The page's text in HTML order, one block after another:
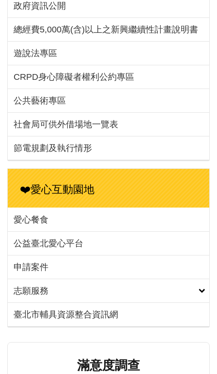
政府資訊公開
總經費5,000萬(含)以上之新興繼續性計畫說明書
遊說法專區
CRPD身心障礙者權利公約專區
公共藝術專區
社會局可供外借場地一覽表
節電規劃及執行情形
❤️愛心互動園地
愛心餐食
公益臺北愛心平台
申請案件
志願服務
臺北市輔具資源整合資訊網
滿意度調查